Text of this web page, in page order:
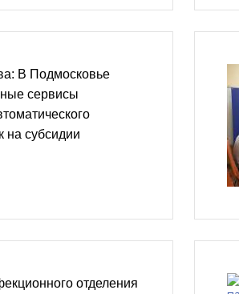
В Подмосковье
сервисы
на субсидии
отделения